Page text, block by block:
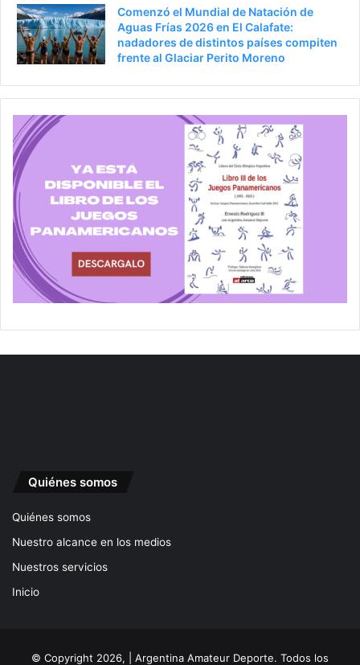
Comenzó el Mundial de Natación de
Aguas Frías 2026 en El Calafate:
nadadores de distintos países compiten
frente al Glaciar Perito Moreno
Quiénes somos
Quiénes somos
Nuestro alcance en los medios
Nuestros servicios
Inicio
© Copyright 2026, | Argentina Amateur Deporte. Todos los